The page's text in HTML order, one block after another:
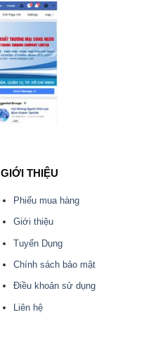
GIỚI THIỆU
Phiếu mua hàng
Giới thiệu
Tuyển Dụng
Chính sách bảo mật
Điều khoản sử dụng
Liên hệ